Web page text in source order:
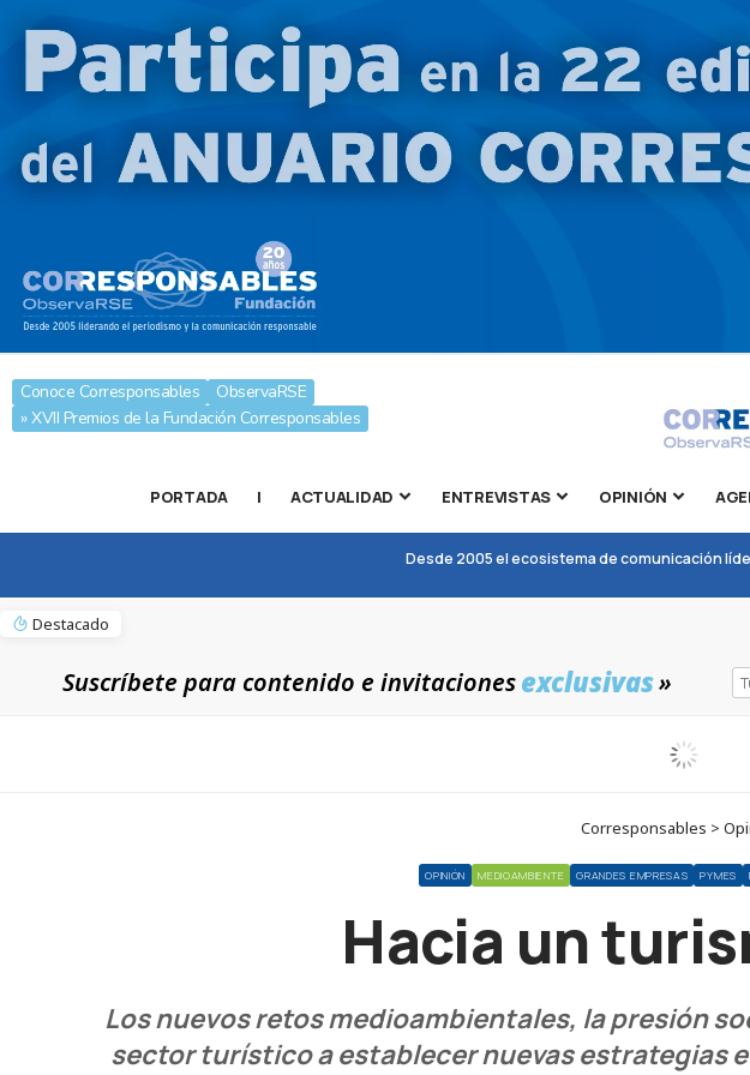
Conoce Corresponsables
ObservaRSE
» XVII Premios de la Fundación Corresponsables
PORTADA | ACTUALIDAD ENTREVISTAS OPINIÓN
Desde 2005 el ecosistema de comunicación
Destacado
Suscríbete para contenido e invitacionesexclusivas»
Corresponsables >
OPINIÓN MEDIOAMBIENTE GRANDES EMPRESAS PYMES
Hacia un
Los nuevos retos medioambientales, la presión
sector turístico a establecer nuevas estrategias